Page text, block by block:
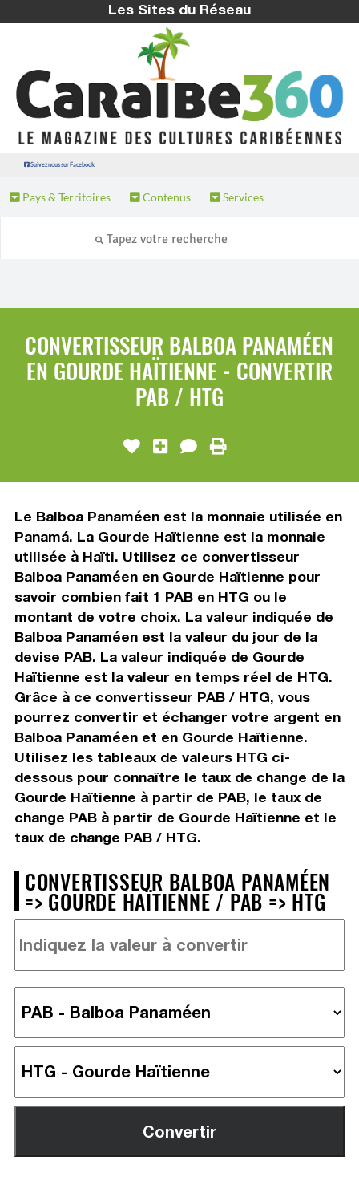
Les Sites du Réseau
Suivez nous sur Facebook
Pays & Territoires Contenus Services
CONVERTISSEUR BALBOA PANAMÉEN
EN GOURDE HAÏTIENNE - CONVERTIR
PAB / HTG
Le Balboa Panaméen est la monnaie utilisée en
Panamá. La Gourde Haïtienne est la monnaie
utilisée à Haïti. Utilisez ce convertisseur
Balboa Panaméen en Gourde Haïtienne pour
savoir combien fait 1 PAB en HTG ou le
montant de votre choix. La valeur indiquée de
Balboa Panaméen est la valeur du jour de la
devise PAB. La valeur indiquée de Gourde
Haïtienne est la valeur en temps réel de HTG.
Grâce à ce convertisseur PAB / HTG, vous
pourrez convertir et échanger votre argent en
Balboa Panaméen et en Gourde Haïtienne.
Utilisez les tableaux de valeurs HTG ci-
dessous pour connaître le taux de change de la
Gourde Haïtienne à partir de PAB, le taux de
change PAB à partir de Gourde Haïtienne et le
taux de change PAB / HTG.
CONVERTISSEUR BALBOA PANAMÉEN
=> GOURDE HAÏTIENNE / PAB => HTG